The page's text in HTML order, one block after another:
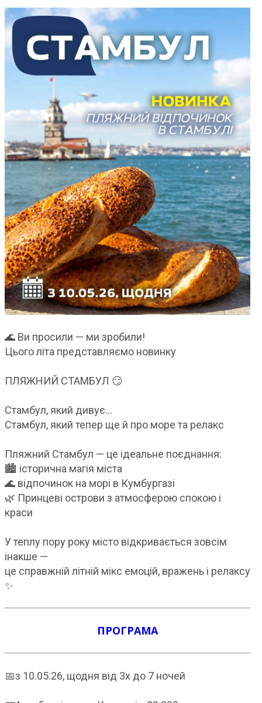
🌊 Ви просили — ми зробили!
Цього літа представляємо новинку
ПЛЯЖНИЙ СТАМБУЛ 😏
Стамбул, який дивує…
Стамбул, який тепер ще й про море та релакс
Пляжний Стамбул — це ідеальне поєднання:
🏙 історична магія міста
🌊 відпочинок на морі в Кумбургазі
🌿 Принцеві острови з атмосферою спокою і
краси
У теплу пору року місто відкривається зовсім
інакше —
це справжній літній мікс емоцій, вражень і релаксу
✨
ПРОГРАМА
📅з 10.05.26, щодня від 3х до 7 ночей